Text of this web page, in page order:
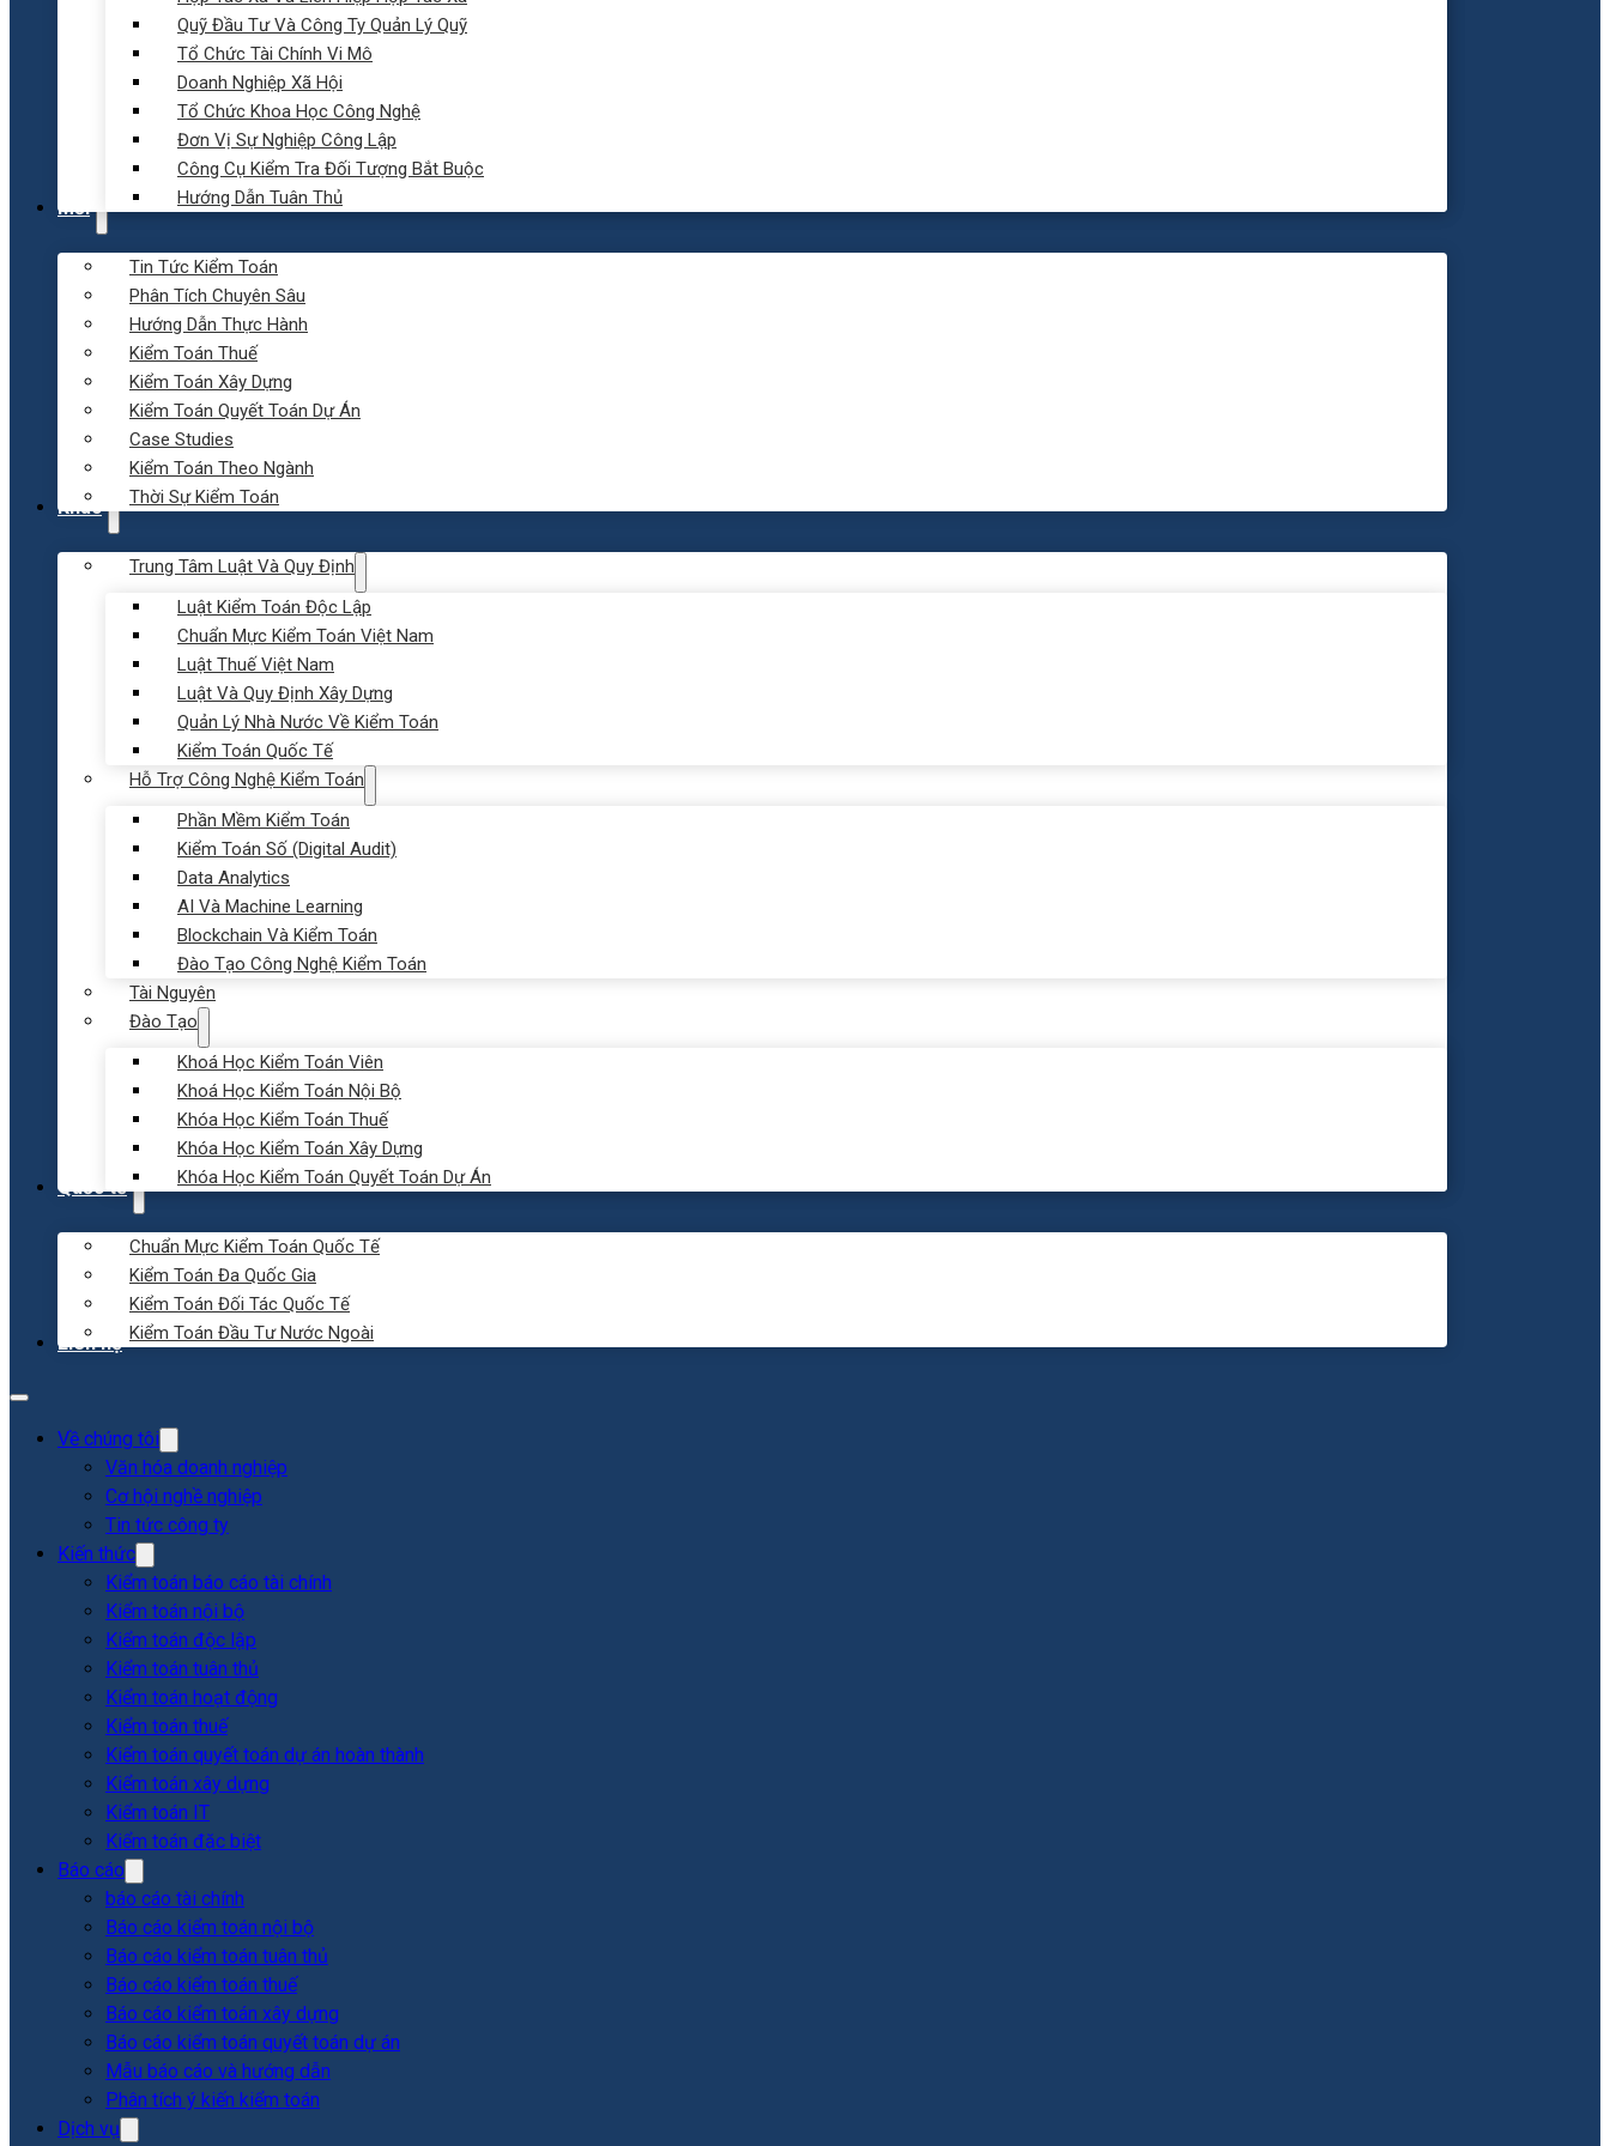
Quỹ Đầu Tư Và Công Ty Quản Lý Quỹ
Tổ Chức Tài Chính Vi Mô
Doanh Nghiệp Xã Hội
Tổ Chức Khoa Học Công Nghệ
Đơn Vị Sự Nghiệp Công Lập
Công Cụ Kiểm Tra Đối Tượng Bắt Buộc
Hướng Dẫn Tuân Thủ
Mới
Tin Tức Kiểm Toán
Phân Tích Chuyên Sâu
Hướng Dẫn Thực Hành
Kiểm Toán Thuế
Kiểm Toán Xây Dựng
Kiểm Toán Quyết Toán Dự Án
Case Studies
Kiểm Toán Theo Ngành
Thời Sự Kiểm Toán
Khác
Trung Tâm Luật Và Quy Định
Luật Kiểm Toán Độc Lập
Chuẩn Mực Kiểm Toán Việt Nam
Luật Thuế Việt Nam
Luật Và Quy Định Xây Dựng
Quản Lý Nhà Nước Về Kiểm Toán
Kiểm Toán Quốc Tế
Hỗ Trợ Công Nghệ Kiểm Toán
Phần Mềm Kiểm Toán
Kiểm Toán Số (Digital Audit)
Data Analytics
AI Và Machine Learning
Blockchain Và Kiểm Toán
Đào Tạo Công Nghệ Kiểm Toán
Tài Nguyên
Đào Tạo
Khoá Học Kiểm Toán Viên
Khoá Học Kiểm Toán Nội Bộ
Khóa Học Kiểm Toán Thuế
Khóa Học Kiểm Toán Xây Dựng
Khóa Học Kiểm Toán Quyết Toán Dự Án
Quốc tế
Chuẩn Mực Kiểm Toán Quốc Tế
Kiểm Toán Đa Quốc Gia
Kiểm Toán Đối Tác Quốc Tế
Kiểm Toán Đầu Tư Nước Ngoài
Liên hệ
Về chúng tôi
Văn hóa doanh nghiệp
Cơ hội nghề nghiệp
Tin tức công ty
Kiến thức
Kiểm toán báo cáo tài chính
Kiểm toán nội bộ
Kiểm toán độc lập
Kiểm toán tuân thủ
Kiểm toán hoạt động
Kiểm toán thuế
Kiểm toán quyết toán dự án hoàn thành
Kiểm toán xây dựng
Kiểm toán IT
Kiểm toán đặc biệt
Báo cáo
báo cáo tài chính
Báo cáo kiểm toán nội bộ
Báo cáo kiểm toán tuân thủ
Báo cáo kiểm toán thuế
Báo cáo kiểm toán xây dựng
Báo cáo kiểm toán quyết toán dự án
Mẫu báo cáo và hướng dẫn
Phân tích ý kiến kiểm toán
Dịch vụ